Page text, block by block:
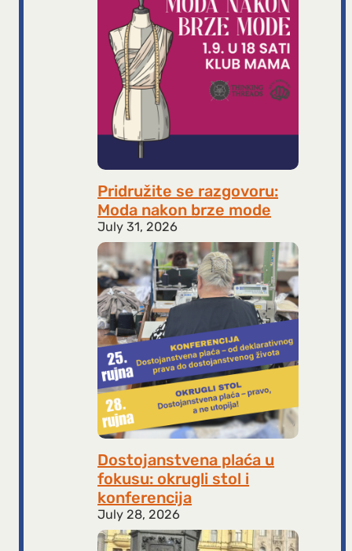
Pridružite se razgovoru:
Moda nakon brze mode
July 31, 2026
Dostojanstvena plaća u
fokusu: okrugli stol i
konferencija
July 28, 2026